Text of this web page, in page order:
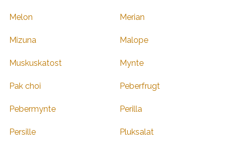
Melon Merian
Mizuna Malope
Muskuskatost Mynte
Pak choi Peberfrugt
Pebermynte Perilla
Persille Pluksalat